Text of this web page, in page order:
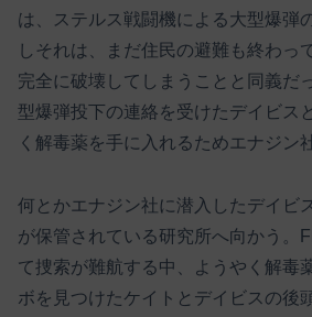
は、ステルス戦闘機による大型爆弾
しそれは、まだ住民の避難も終わっ
完全に破壊してしまうことと同義だ
型爆弾投下の連絡を受けたデイビス
く解毒薬を手に入れるためエナジン
何とかエナジン社に潜入したデイビ
が保管されている研究所へ向かう。
て捜索が難航する中、ようやく解毒
ボを見つけたケイトとデイビスの後